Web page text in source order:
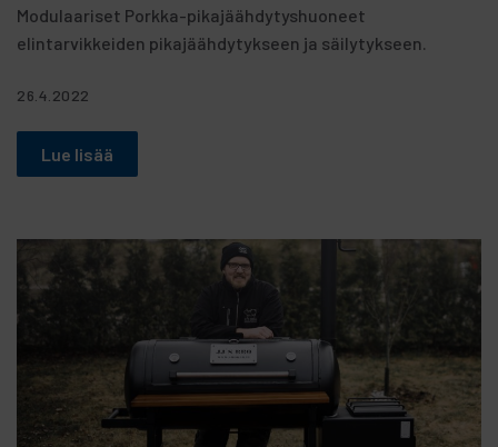
Modulaariset Porkka-pikajäähdytyshuoneet
elintarvikkeiden pikajäähdytykseen ja säilytykseen.
26.4.2022
Lue lisää